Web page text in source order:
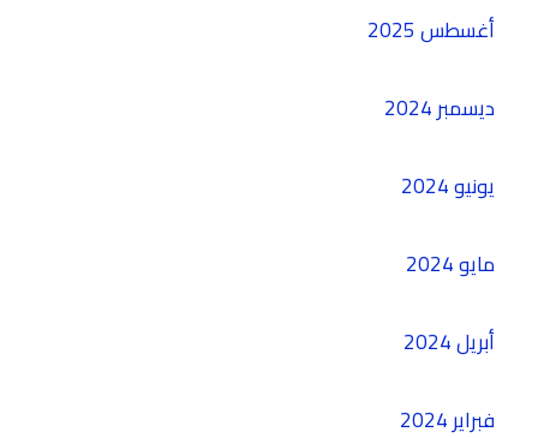
أغسطس 2025
ديسمبر 2024
يونيو 2024
مايو 2024
أبريل 2024
فبراير 2024